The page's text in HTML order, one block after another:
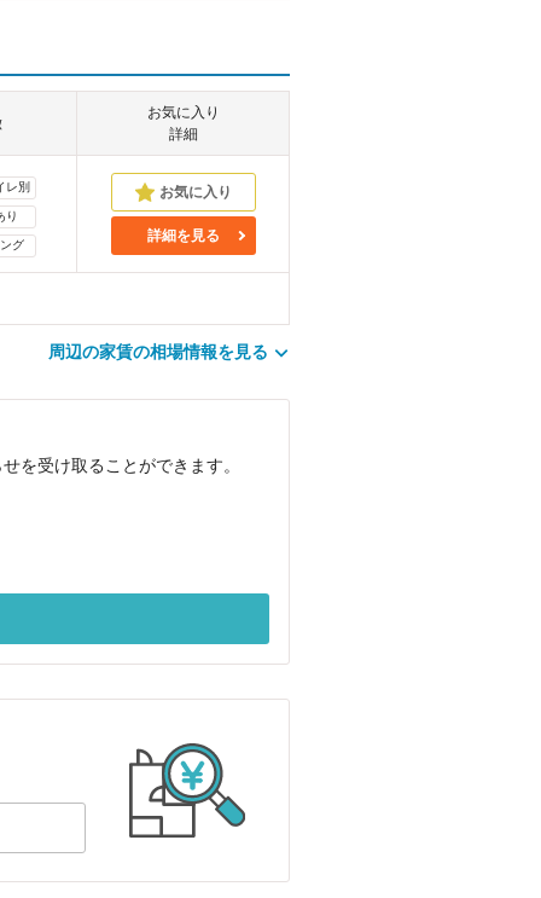
お気に入り
詳細
レ別
り
グ
詳細を見る
周辺の家賃の相場情報を見る
を受け取ることができます。